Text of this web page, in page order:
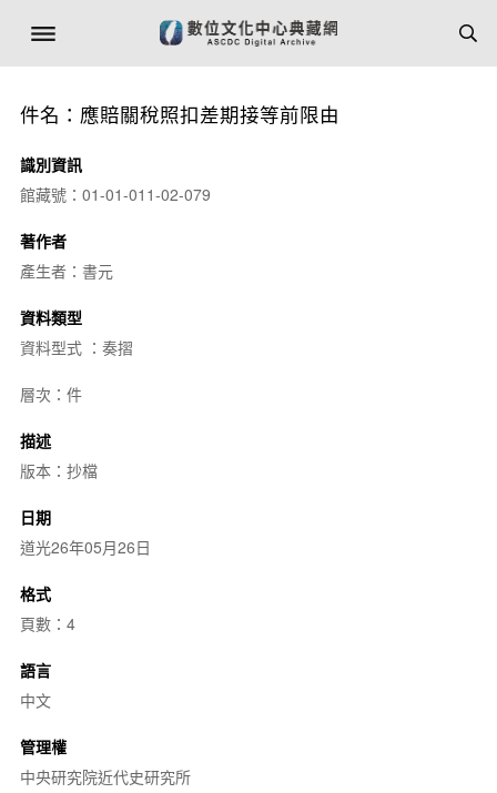
件名：應賠關稅照扣差期接等前限由
識別資訊
館藏號：01-01-011-02-079
著作者
產生者：書元
資料類型
資料型式 ：奏摺
層次：件
描述
版本：抄檔
日期
道光26年05月26日
格式
頁數：4
語言
中文
管理權
中央研究院近代史研究所